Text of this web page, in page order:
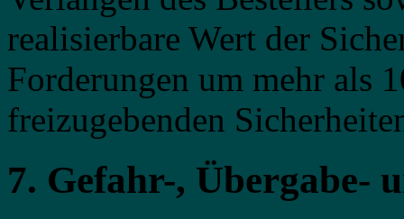
realisierbare Wert der
Forderungen um mehr als
freizugebenden
7. Gefahr-, Übergabe-